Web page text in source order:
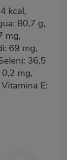
kcal,
80,7 g,
mg,
69 mg,
36,5
mg,
E: